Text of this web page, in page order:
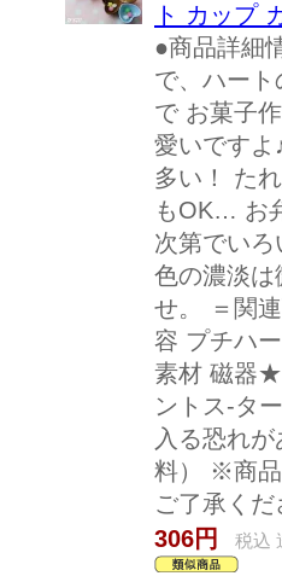
ト カップ
●商品詳細
で、ハー
で お菓子
愛いです
多い！ た
もOK… お
次第でい
色の濃淡は
せ。 ＝関
容 プチハ
素材 磁器★
ントス-タ
入る恐れ
料） ※商品
ご了承くだ
306円
税込